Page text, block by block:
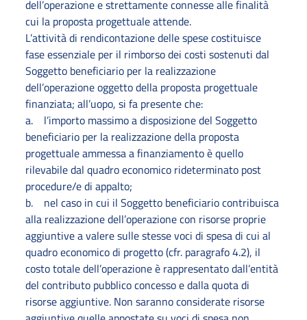
dell’operazione e strettamente connesse alle finalità
cui la proposta progettuale attende.
L’attività di rendicontazione delle spese costituisce
fase essenziale per il rimborso dei costi sostenuti dal
Soggetto beneficiario per la realizzazione
dell’operazione oggetto della proposta progettuale
finanziata; all’uopo, si fa presente che:
a. l’importo massimo a disposizione del Soggetto
beneficiario per la realizzazione della proposta
progettuale ammessa a finanziamento è quello
rilevabile dal quadro economico rideterminato post
procedure/e di appalto;
b. nel caso in cui il Soggetto beneficiario contribuisca
alla realizzazione dell’operazione con risorse proprie
aggiuntive a valere sulle stesse voci di spesa di cui al
quadro economico di progetto (cfr. paragrafo 4.2), il
costo totale dell’operazione è rappresentato dall’entità
del contributo pubblico concesso e dalla quota di
risorse aggiuntive. Non saranno considerate risorse